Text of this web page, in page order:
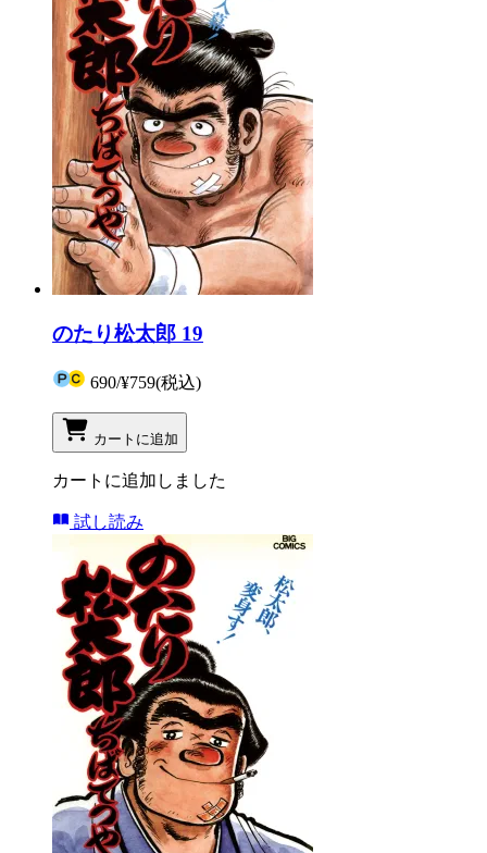
のたり松太郎 19
690/¥759(税込)
カートに追加
カートに追加しました
試し読み